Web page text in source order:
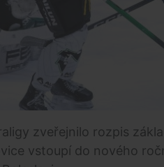
zveřejnilo rozpis
vstoupí do nového